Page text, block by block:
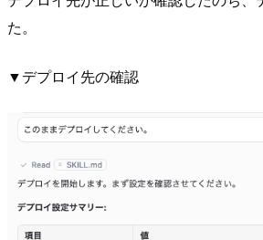
た。
▼デプロイ先の確認